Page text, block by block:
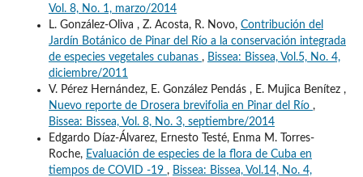
Vol. 8, No. 1, marzo/2014
L. González-Oliva , Z. Acosta, R. Novo, Contribución del
Jardín Botánico de Pinar del Río a la conservación integrada
de especies vegetales cubanas , Bissea: Bissea, Vol.5, No. 4,
diciembre/2011
V. Pérez Hernández, E. González Pendás , E. Mujica Benítez ,
Nuevo reporte de Drosera brevifolia en Pinar del Río ,
Bissea: Bissea, Vol. 8, No. 3, septiembre/2014
Edgardo Díaz-Álvarez, Ernesto Testé, Enma M. Torres-
Roche, Evaluación de especies de la flora de Cuba en
tiempos de COVID -19 , Bissea: Bissea, Vol.14, No. 4,